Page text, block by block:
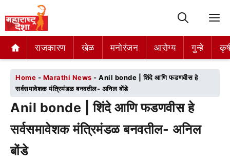
राजकारण खेळ मनोरंजन आरोग्य गुन्हे
राजकारण खेळ मनोरंजन आरोग्य गुन्हे
Home - Marathi News - Anil bonde | शिंदे आणि फडणवीस हे
सर्वसमावेशक मंत्रिमंडळ बनवतील- अनिल बोंडे
Anil bonde | शिंदे आणि फडणवीस हे
सर्वसमावेशक मंत्रिमंडळ बनवतील- अनिल
बोंडे